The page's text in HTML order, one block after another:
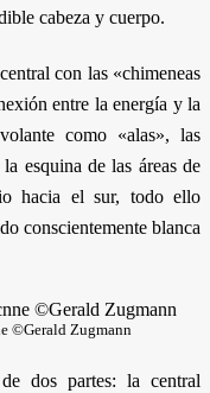
cabeza y cuerpo.
con las «chimeneas
entre la energía y la
como «alas», las
esquina de las áreas de
hacia el sur, todo ello
conscientemente blanca
©Gerald Zugmann
dos partes: la central